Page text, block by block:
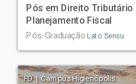
Pós em Direito Tributário
Planejamento Fiscal
Pós-Graduação Lato Sensu
FD | Campus Higienópolis